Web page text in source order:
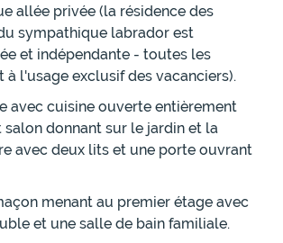
allée privée (la résidence des
sympathique labrador est
et indépendante - toutes les
à l'usage exclusif des vacanciers).
avec cuisine ouverte entièrement
salon donnant sur le jardin et la
avec deux lits et une porte ouvrant
menant au premier étage avec
et une salle de bain familiale.